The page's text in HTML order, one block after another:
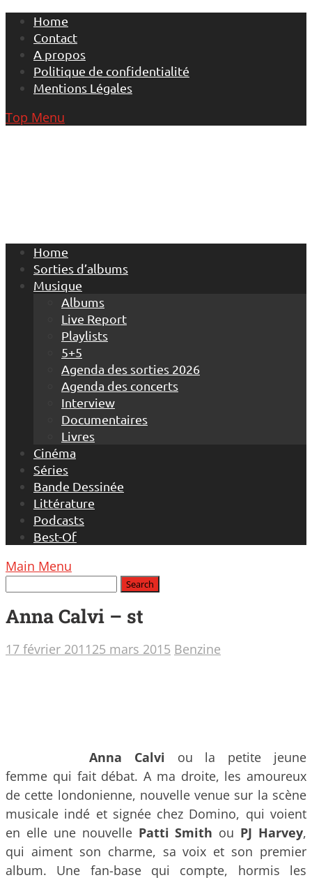
Skip
content
Home
Contact
A propos
Politique de confidentialité
Mentions Légales
Top Menu
Home
Sorties d’albums
Musique
Albums
Live Report
Playlists
5+5
Agenda des sorties 2026
Agenda des concerts
Interview
Documentaires
Livres
Cinéma
Séries
Bande Dessinée
Littérature
Podcasts
Best-Of
Main Menu
Anna Calvi – st
17 février 201125 mars 2015 Benzine
Anna Calvi ou la petite jeune
femme qui fait débat. A ma droite, les amoureux
de cette londonienne, nouvelle venue sur la scène
musicale indé et signée chez Domino, qui voient
en elle une nouvelle Patti Smith ou PJ Harvey,
qui aiment son charme, sa voix et son premier
album. Une fan-base qui compte, hormis les